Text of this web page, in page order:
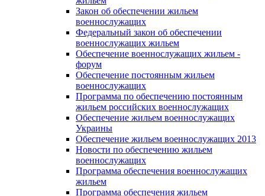
Закон об обеспечении жильем
военнослужащих
Федеральный закон об обеспечении
военнослужащих жильем
Обеспечение военнослужащих жильем -
форум
Обеспечение постоянным жильем
военнослужащих
Программа по обеспечению постоянным
жильем российских военнослужащих
Обеспечение жильем военнослужащих
Украины
Обеспечение жильем военнослужащих 2013
Новости по обеспечению жильем
военнослужащих
Программа обеспечения военнослужащих
жильем
Программа обеспечения жильем